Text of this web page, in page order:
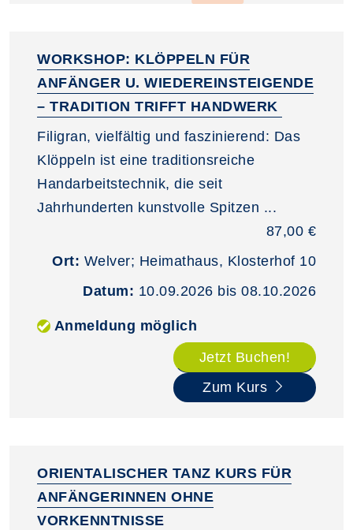
WORKSHOP: KLÖPPELN FÜR
ANFÄNGER U. WIEDEREINSTEIGENDE
– TRADITION TRIFFT HANDWERK
Filigran, vielfältig und faszinierend: Das
Klöppeln ist eine traditionsreiche
Handarbeitstechnik, die seit
Jahrhunderten kunstvolle Spitzen ...
87,00 €
Ort: Welver; Heimathaus, Klosterhof 10
Datum: 10.09.2026 bis 08.10.2026
Anmeldung möglich
Jetzt Buchen!
Zum Kurs
ORIENTALISCHER TANZ KURS FÜR
ANFÄNGERINNEN OHNE
VORKENNTNISSE